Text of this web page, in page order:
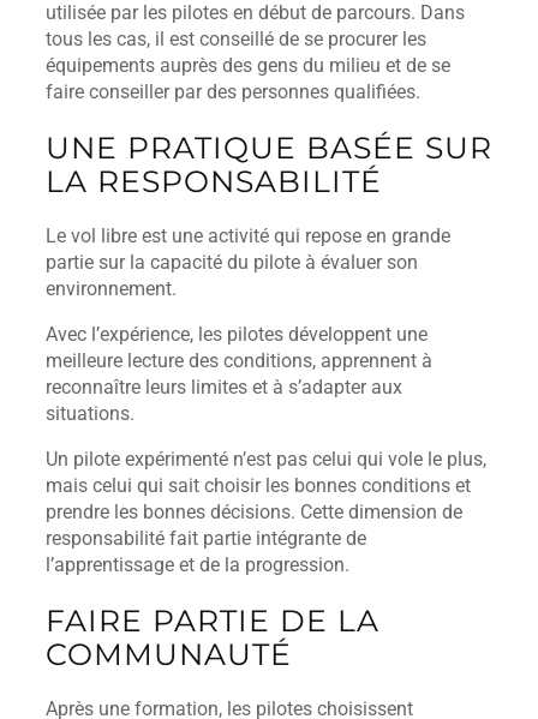
utilisée par les pilotes en début de parcours. Dans
tous les cas, il est conseillé de se procurer les
équipements auprès des gens du milieu et de se
faire conseiller par des personnes qualifiées.
UNE PRATIQUE BASÉE SUR
LA RESPONSABILITÉ
Le vol libre est une activité qui repose en grande
partie sur la capacité du pilote à évaluer son
environnement.
Avec l’expérience, les pilotes développent une
meilleure lecture des conditions, apprennent à
reconnaître leurs limites et à s’adapter aux
situations.
Un pilote expérimenté n’est pas celui qui vole le plus,
mais celui qui sait choisir les bonnes conditions et
prendre les bonnes décisions. Cette dimension de
responsabilité fait partie intégrante de
l’apprentissage et de la progression.
FAIRE PARTIE DE LA
COMMUNAUTÉ
Après une formation, les pilotes choisissent